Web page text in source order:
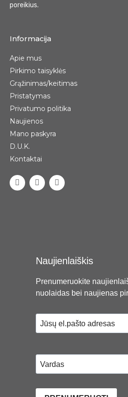
poreikius.
Informacija
Apie mus
Pirkimo taisyklės
Grąžinimas/keitimas
Pristatymas
Privatumo politika
Naujienos
Mano paskyra
D.U.K.
Kontaktai